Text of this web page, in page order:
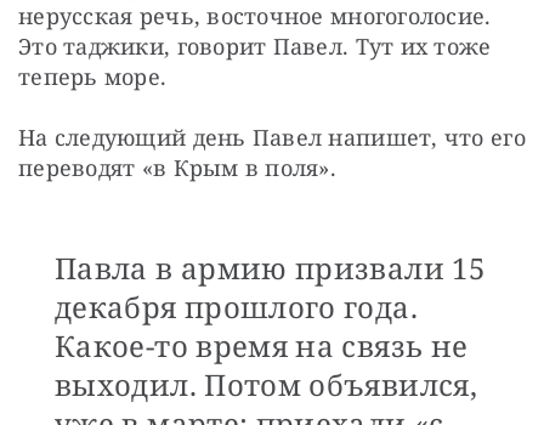
нерусская речь, восточное многоголосие.
Это таджики, говорит Павел. Тут их тоже
теперь море.
На следующий день Павел напишет, что его
переводят «в Крым в поля».
Павла в армию призвали 15
декабря прошлого года.
Какое-то время на связь не
выходил. Потом объявился,